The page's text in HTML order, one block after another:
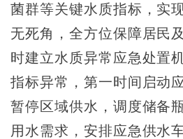
菌群等关键水质指标，实
无死角，全方位保障居民
时建立水质异常应急处置
指标异常，第一时间启动
暂停区域供水，调度储备
用水需求，安排应急供水